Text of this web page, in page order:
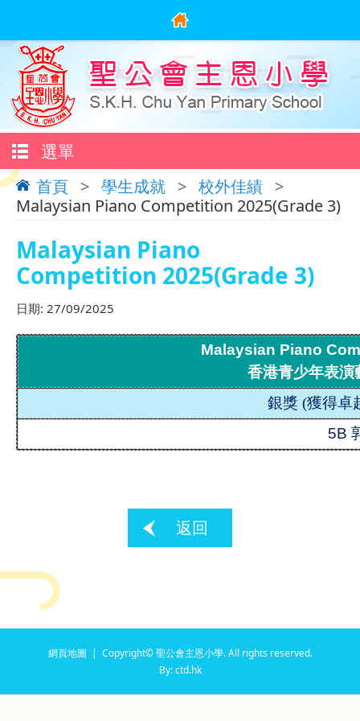
選單
首頁 > 學生成就 > 校外佳績 >
Malaysian Piano Competition 2025(Grade 3)
Malaysian Piano
Competition 2025(Grade 3)
日期: 27/09/2025
Malaysian Piano
香港青少年表演
銀獎 (獲得卓
5B
返回
網頁地圖 | Copyright© 聖公會主恩小學. All rights reserved.
By: ctd.hk